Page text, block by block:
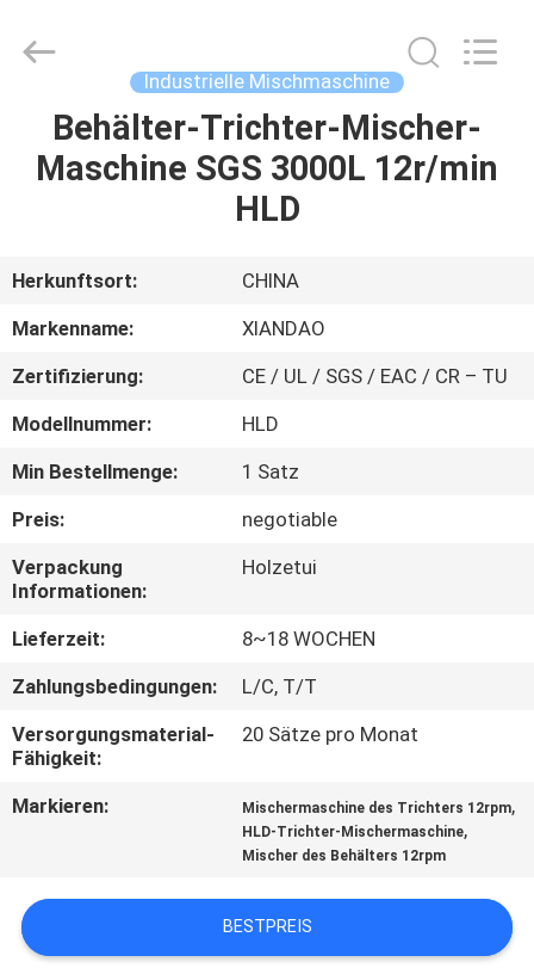
HAUS
ÜBER
UNS
FABRIK-
AUSFLUG
QUALITÄTSKONTROLLE
TRETEN
SIE
MIT
IN
VERBINDUNG
FORDERN
Technology
Industrielle Mischmaschine
Behälter-Trichter-Mischer-
Maschine SGS 3000L 12r/min
HLD
Herkunftsort:
CHINA
Markenname:
XIANDAO
Zertifizierung:
CE / UL / SGS / EAC / CR – TU
Modellnummer:
HLD
Min Bestellmenge:
1 Satz
Preis:
negotiable
Verpackung
Informationen:
Holzetui
Lieferzeit:
8~18 WOCHEN
Zahlungsbedingungen:
L/C, T/T
Versorgungsmaterial-
Fähigkeit:
20 Sätze pro Monat
Markieren: Mischermaschine des Trichters 12rpm,
HLD-Trichter-Mischermaschine,
Mischer des Behälters 12rpm
BESTPREIS